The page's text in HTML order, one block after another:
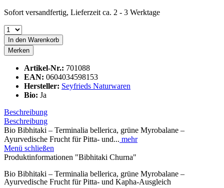
Sofort versandfertig, Lieferzeit ca. 2 - 3 Werktage
In den Warenkorb
Merken
Artikel-Nr.: 701088
EAN: 0604034598153
Hersteller: Seyfrieds Naturwaren
Bio: Ja
Beschreibung
Beschreibung
Bio Bibhitaki – Terminalia bellerica, grüne Myrobalane –
Ayurvedische Frucht für Pitta- und... mehr
Menü schließen
Produktinformationen "Bibhitaki Churna"
Bio Bibhitaki – Terminalia bellerica, grüne Myrobalane –
Ayurvedische Frucht für Pitta- und Kapha-Ausgleich